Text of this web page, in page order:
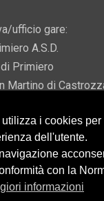
ufficio gare:
A.S.D.
Primiero
Martino di
da Pubblica
i cookies per
dell'utente.
con la
informazioni